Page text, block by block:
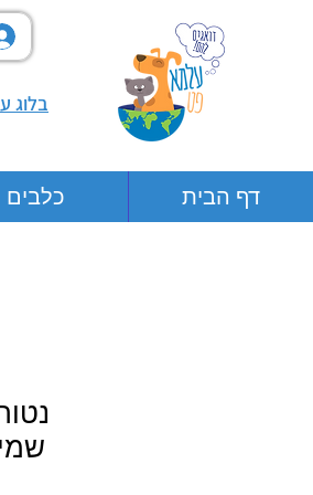
בלוג
כלבים דף הבית